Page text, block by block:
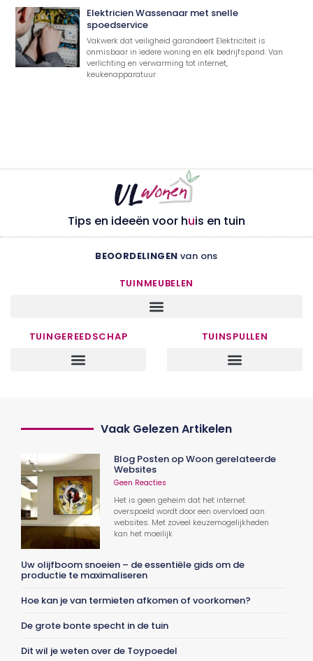
Elektricien Wassenaar met snelle
spoedservice
Vakwerk dat veiligheid garandeert Elektriciteit is
onmisbaar in iedere woning en elk bedrijfspand. Van
verlichting en verwarming tot internet,
keukenapparatuur
Tips en ideeën voor huis en tuin
BEOORDELINGEN van ons
TUINMEUBELEN
TUINGEREEDSCHAP TUINSPULLEN
Vaak Gelezen Artikelen
Blog Posten op Woon gerelateerde
Websites
Geen Reacties
Het is geen geheim dat het internet
overspoeld wordt door een overvloed aan
websites. Met zoveel keuzemogelijkheden
kan het moeilijk
Uw olijfboom snoeien – de essentiële gids om de
productie te maximaliseren
Hoe kan je van termieten afkomen of voorkomen?
De grote bonte specht in de tuin
Dit wil je weten over de Toypoedel